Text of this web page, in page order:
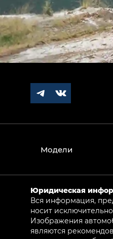
Модели
Юридическая
Вся информация,
носит
Изображения
являются